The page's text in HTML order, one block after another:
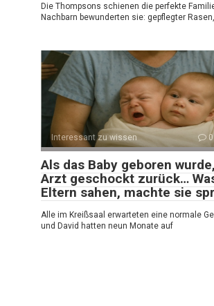
Die Thompsons schienen die perfekte
Nachbarn bewunderten sie: gepflegter Rasen,
Interessant zu wissen 0
Als das Baby geboren
Arzt geschockt zurück…
Eltern sahen, machte sie
Alle im Kreißsaal erwarteten eine normale
und David hatten neun Monate auf